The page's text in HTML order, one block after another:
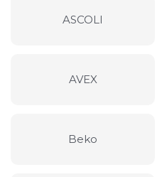
ASCOLI
AVEX
Beko